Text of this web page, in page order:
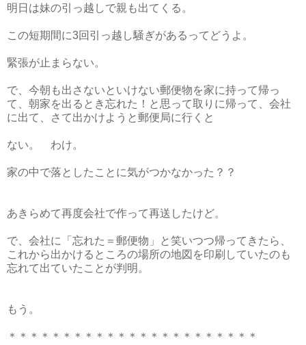
明日は妹の引っ越しで親も出てくる。
この短期間に3回引っ越し騒ぎがあるってどうよ。
緊張が止まらない。
で、今朝も出さないといけない郵便物を家に持って帰っ
て、朝家を出るとき忘れた！と思って取りに帰って、会社
に出て、さて出かけようと郵便局に行くと
ない。 わけ。
家の中で落としたことに気がつかなかった？？
あきらめて再度会社で作って再送したけど。
で、会社に「忘れた＝郵便物」と笑いつつ帰ってきたら、
これから出かけるところの場所の地図を印刷していたのも
忘れて出ていたことが判明。
もう。
＊＊＊＊＊＊＊＊＊＊＊＊＊＊＊＊＊＊＊＊＊＊＊